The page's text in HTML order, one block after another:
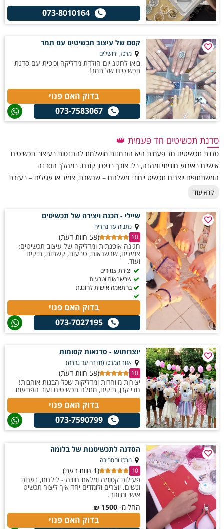
073-8010164
קסם של עיצוב תכשיטים עם תמר
מרכז, ירושלים
בואו לחגוג יום הולדת מדליקה וכיפית עם סדנת
תכשיטים של תמר!
בדוק האם פנוי
073-7583067
סדנת תכשיטים חד פעמית 👑
סדנת תכשיטים חד פעמית היא הזדמנות מושלמת להתנסות בעיצוב תכשיטים
אישיים באירוע חווייתי ומהנה, בלי צורך בניסיון קודם. במהלך הסדנה
המשתתפים יוצרים תכשיט ייחודי משלהם – שרשרת, צמיד או עגילים – בעזרת
מגוון חרוזים, חוטים ואבני נוי מרהיבים. ההדרכה מותאמת לכל גיל ורמה, באווירה
פשוט כפעילות חווייתית לשעות הפנאי, ומבטיחה שכל משתתף יחזור הביתה עם
תכשיט מעוצב ומלא סטייל.
קרא עוד
שיילי - הכנה ויצירה של תכשיטים
נתניה עד נהריה
10
(58 חוות דעת)
חגיגה אופנתית ומדליקה של עיצוב תכשיטים:
צמידים, שרשראות, טבעות, קשתות, תיקים
ועוד.
יצירת צמידים
שרשראות וטבעות
בהתאמה אישית לחוגגת
בדוק האם פנוי
073-7027195
יוצרותוש - סדנאות קסומות
אזור המרכז (חדרה עד גדרה)
10
(58 חוות דעת)
יצירות מיוחדות ומדליקות שכל הבנות אוהבות!
חדי קרן, תיקים, מתלה תכשיטים ועוד הפתעות
בדוק האם פנוי
073-7590799
הסדנה לתכשיטנות של בלומה
מרכז והסביבה
10
(1 חוות דעת)
פעילות קסומה ומלאת חוויה - לילדות, נערות
ונשים. יוצרים ולומדים יחד איך ליצור תכשיט
אישי ומיוחד.
החל מ- 1500
₪
בדוק האם פנוי